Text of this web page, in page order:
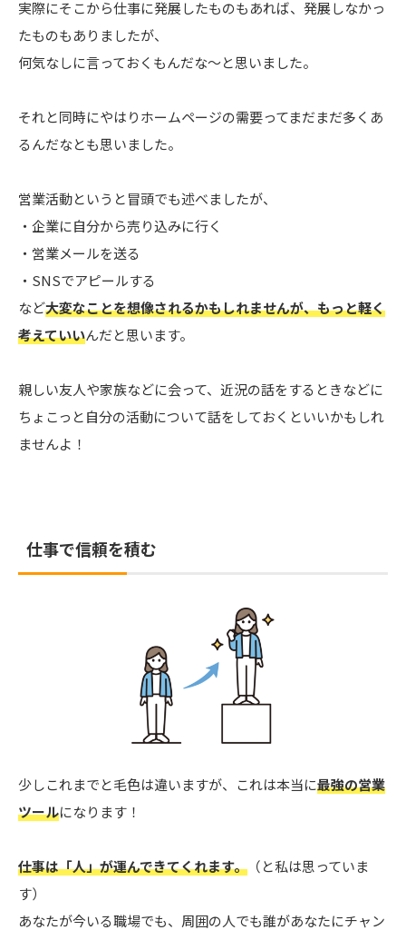
実際にそこから仕事に発展したものもあれば、発展しなかっ
たものもありましたが、
何気なしに言っておくもんだな〜と思いました。
それと同時にやはりホームページの需要ってまだまだ多くあ
るんだなとも思いました。
営業活動というと冒頭でも述べましたが、
・企業に自分から売り込みに行く
・営業メールを送る
・SNSでアピールする
など大変なことを想像されるかもしれませんが、もっと軽く
考えていいんだと思います。
親しい友人や家族などに会って、近況の話をするときなどに
ちょこっと自分の活動について話をしておくといいかもしれ
ませんよ！
仕事で信頼を積む
少しこれまでと毛色は違いますが、これは本当に最強の営業
ツールになります！
仕事は「人」が運んできてくれます。 （と私は思っていま
す）
あなたが今いる職場でも、周囲の人でも誰があなたにチャン